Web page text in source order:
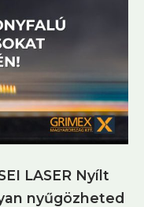
LASER Nyílt
nyűgözheted